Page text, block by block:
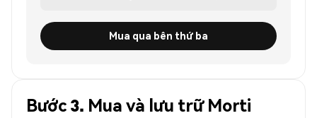
Mua qua bên thứ ba
Bước 3. Mua và lưu trữ Morti